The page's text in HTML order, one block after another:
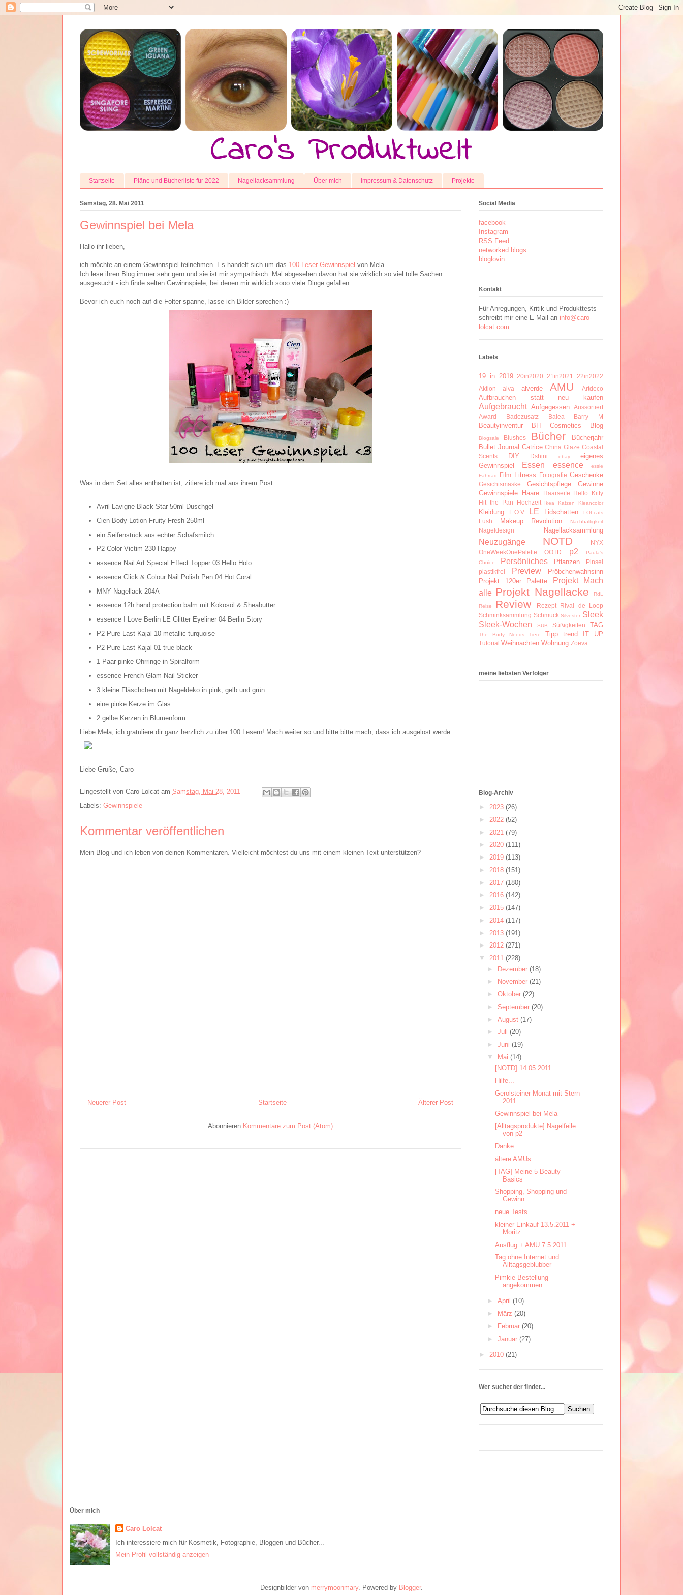
Startseite Pläne und Bücherliste für 2022 Nagellacksammlung Über mich Impressum & Datenschutz Projekte
Samstag, 28. Mai 2011
Gewinnspiel bei Mela
Hallo ihr lieben,
ich möchte an einem Gewinnspiel teilnehmen. Es handelt sich um das 100-Leser-Gewinnspiel von Mela.
Ich lese ihren Blog immer sehr gern und sie ist mir sympathisch. Mal abgesehen davon hat sie wirklich so viel tolle Sachen
ausgesucht - ich finde selten Gewinnspiele, bei denen mir wirklich sooo viele Dinge gefallen.
Bevor ich euch noch auf die Folter spanne, lasse ich Bilder sprechen :)
Was in dem Set alles enthalten ist, zitiere ich mal aus ihrem Post
Avril Lavigne Black Star 50ml Duschgel
Cien Body Lotion Fruity Fresh 250ml
ein Seifenstück aus echter Schafsmilch
P2 Color Victim 230 Happy
essence Nail Art Special Effect Topper 03 Hello Holo
essence Click & Colour Nail Polish Pen 04 Hot Coral
MNY Nagellack 204A
essence 12h hand protection balm mit Kokosöl & Sheabutter
essence I Love Berlin LE Glitter Eyeliner 04 Berlin Story
P2 Pure Last Kajal 10 metallic turquoise
P2 Pure Last Kajal 01 true black
1 Paar pinke Ohrringe in Spiralform
essence French Glam Nail Sticker
3 kleine Fläschchen mit Nageldeko in pink, gelb und grün
eine pinke Kerze im Glas
2 gelbe Kerzen in Blumenform
Liebe Mela, ich gratuliere dir ganz herzlich zu über 100 Lesern! Mach weiter so und bitte bitte mach, dass ich ausgelost werde
Liebe Grüße, Caro
Eingestellt von Caro Lolcat am Samstag, Mai 28, 2011
Labels: Gewinnspiele
Kommentar veröffentlichen
Mein Blog und ich leben von deinen Kommentaren. Vielleicht möchtest du uns mit einem kleinen Text unterstützen?
Neuerer Post Älterer Post
Startseite
Abonnieren Kommentare zum Post (Atom)
Social Media
facebook
Instagram
RSS Feed
networked blogs
bloglovin
Kontakt
Für Anregungen, Kritik und Produkttests
schreibt mir eine E-Mail an info@caro-
lolcat.com
Labels
19 in 2019 20in2020 21in2021
22in2022
Aktion
alva alverde AMU Artdeco
Aufbrauchen statt neu kaufen
Aufgebraucht Aufgegessen
Aussortiert
Award
Badezusatz Balea Barry M
Beautyinventur BH Cosmetics Blog
Blogsale Blushes Bücher
Bücherjahr
Bullet Journal Catrice China Glaze Coastal
Scents
DIY Dshini ebay
eigenes
Gewinnspiel
Essen essence
essie
Fahrrad
Film Fitness Fotografie Geschenke
Gesichtsmaske Gesichtspflege
Gewinne
Gewinnspiele
Haare Haarseife
Hello Kitty
Hit the Pan
Hochzeit Ikea Katzen Kleancolor
Kleidung L.O.V LE Lidschatten LOLcats
Lush Makeup Revolution Nachhaltigkeit
Nageldesign Nagellacksammlung
Neuzugänge NOTD
NYX
OneWeekOnePalette
OOTD p2
Paula's
Choice
Persönliches Pflanzen
Pinsel
plastikfrei
Preview
Pröbchenwahnsinn
Projekt 120er Palette
Projekt Mach
alle Projekt Nagellacke RdL
Reise Review Rezept
Rival de Loop
Schminksammlung Schmuck Silvester Sleek
Sleek-Wochen
SUB Süßigkeiten TAG
The Body Needs Tiere Tipp trend IT UP
Tutorial Weihnachten Wohnung Zoeva
meine liebsten Verfolger
Blog-Archiv
► 2023 (26)
► 2022 (52)
► 2021 (79)
► 2020 (111)
► 2019 (113)
► 2018 (151)
► 2017 (180)
► 2016 (142)
► 2015 (147)
► 2014 (117)
► 2013 (191)
► 2012 (271)
▼ 2011 (228)
► Dezember (18)
►
November (21)
► Oktober (22)
► September (20)
► August (17)
► Juli (20)
► Juni (19)
▼
Mai (14)
[NOTD] 14.05.2011
Hilfe...
Gerolsteiner Monat mit Stern
2011
Gewinnspiel bei Mela
[Alltagsprodukte] Nagelfeile
von p2
Danke
ältere AMUs
[TAG] Meine 5 Beauty
Basics
Shopping, Shopping und
Gewinn
neue Tests
kleiner Einkauf 13.5.2011 +
Moritz
Ausflug + AMU 7.5.2011
Tag ohne Internet und
Alltagsgeblubber
Pimkie-Bestellung
angekommen
► April (10)
►
März (20)
►
Februar (20)
► Januar (27)
► 2010 (21)
Wer suchet der findet...
Über mich
Caro Lolcat
Ich interessiere mich für Kosmetik, Fotographie, Bloggen und Bücher...
Mein Profil vollständig anzeigen
Designbilder von merrymoonmary. Powered by Blogger.